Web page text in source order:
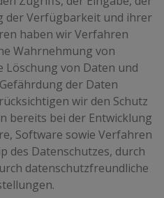
der Verfügbarkeit und ihrer
haben wir Verfahren
Wahrnehmung von
Löschung von Daten und
der Daten
wir den Schutz
bereits bei der Entwicklung
Software sowie Verfahren
des Datenschutzes, durch
datenschutzfreundliche